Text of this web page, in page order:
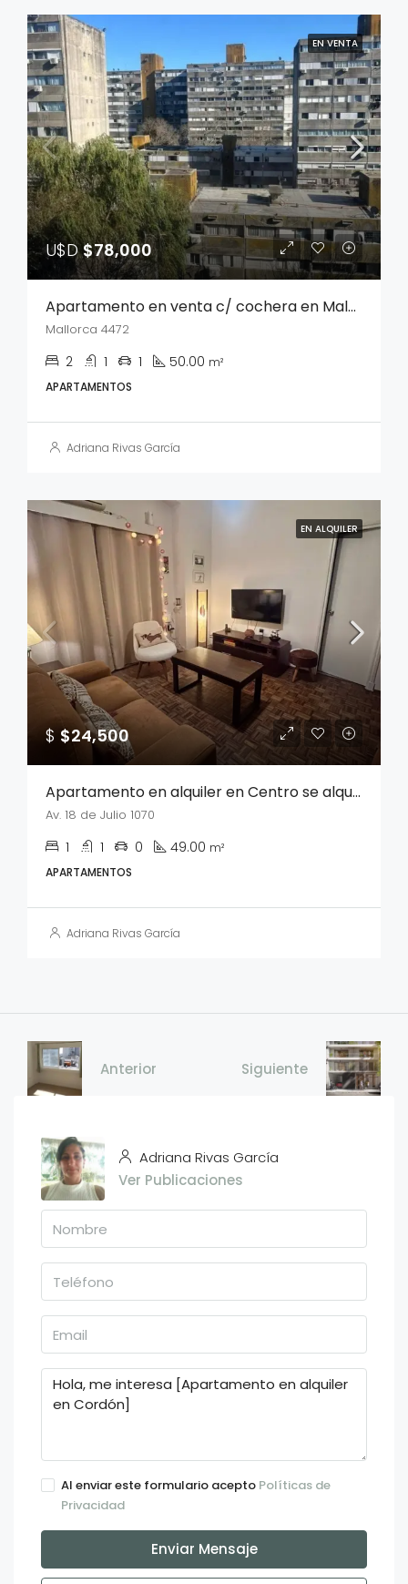
EN VENTA
U$D$78,000
Apartamento en venta c/ cochera en Malvin Norte
Mallorca 4472
2 1 1 50.00 m²
APARTAMENTOS
Adriana Rivas García
EN ALQUILER
$ $24,500
Apartamento en alquiler en Centro se alquila sin muebles
Av. 18 de Julio 1070
1 1 0 49.00 m²
APARTAMENTOS
Adriana Rivas García
Anterior Siguiente
Adriana Rivas García
Ver Publicaciones
Al enviar este formulario acepto Políticas de
Privacidad
Enviar Mensaje